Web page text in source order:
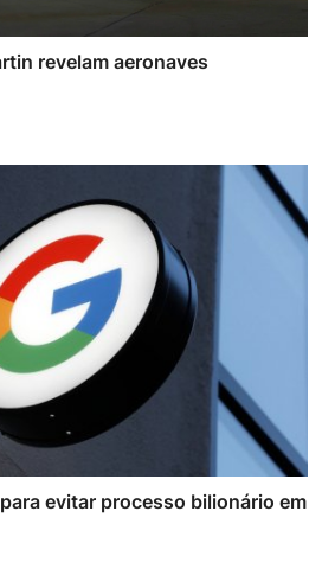
revelam aeronaves
evitar processo bilionário em